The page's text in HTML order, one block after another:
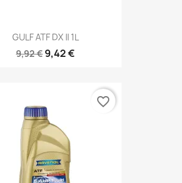
GULF ATF DX II 1L
9,92 € 9,42 €
favorite_border